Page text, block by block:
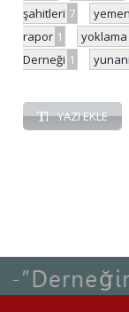
şahitleri 7 yemen
rapor 1 yoklama
Derneği 1
YAZI EKLE